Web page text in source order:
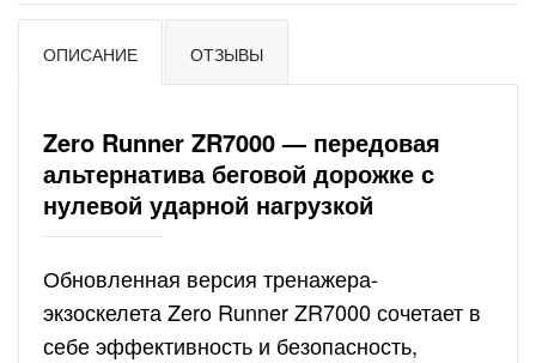
ОПИСАНИЕ ОТЗЫВЫ
Zero Runner ZR7000 — передовая
альтернатива беговой дорожке с
нулевой ударной нагрузкой
Обновленная версия тренажера-
экзоскелета Zero Runner ZR7000 сочетает в
себе эффективность и безопасность,